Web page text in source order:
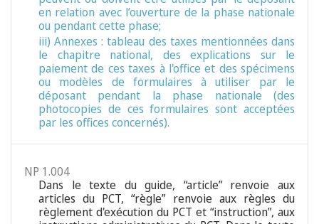
en relation avec l’ouverture de la phase nationale
ou pendant cette phase;
iii) Annexes : tableau des taxes mentionnées dans
le chapitre national, des explications sur le
paiement de ces taxes à l'office et des spécimens
ou modèles de formulaires à utiliser par le
déposant pendant la phase nationale (des
photocopies de ces formulaires sont acceptées
par les offices concernés).
NP 1.004
Dans le texte du guide, “article” renvoie aux
articles du PCT, “règle” renvoie aux règles du
règlement d'exécution du PCT et “instruction”, aux